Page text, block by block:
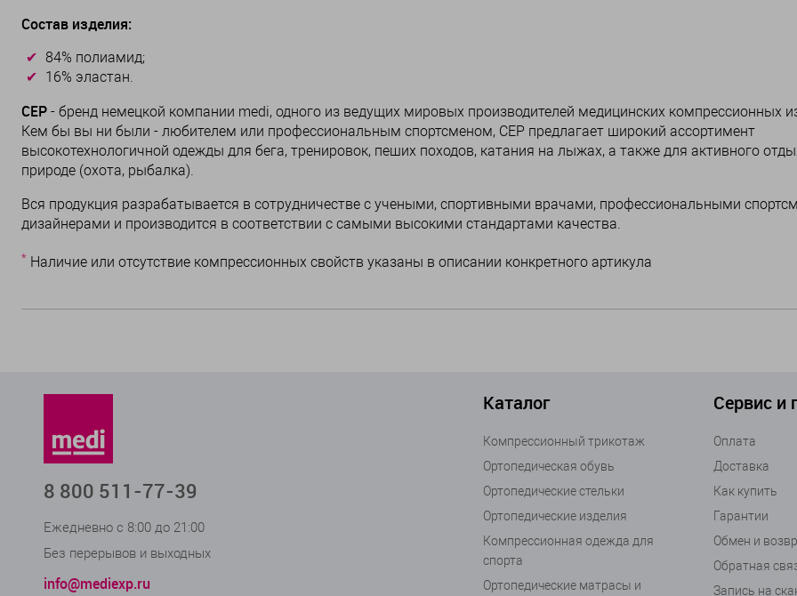
Состав изделия:
84% полиамид;
16% эластан.
CEP - бренд немецкой компании medi, одного из ведущих мировых производителей медицинских компрессионных
Кем бы вы ни были - любителем или профессиональным спортсменом, CEP предлагает широкий ассортимент
высокотехнологичной одежды для бега, тренировок, пеших походов, катания на лыжах, а также для активного
природе (охота, рыбалка).
Вся продукция разрабатывается в сотрудничестве с учеными, спортивными врачами, профессиональными
дизайнерами и производится в соответствии с самыми высокими стандартами качества.
* Наличие или отсутствие компрессионных свойств указаны в описании конкретного артикула
8 800 511-77-39
Ежедневно с 8:00 до 21:00
Без перерывов и выходных
info@mediexp.ru
Каталог
Компрессионный трикотаж
Ортопедическая обувь
Ортопедические стельки
Ортопедические изделия
Компрессионная одежда для
спорта
Ортопедические матрасы и
Сервис и
Оплата
Доставка
Как купить
Гарантии
Обмен и
Обратная
Запись на